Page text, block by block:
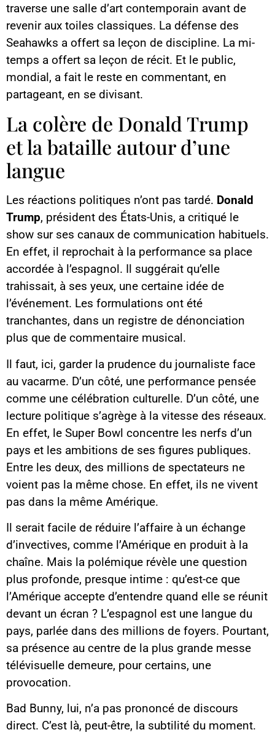
traverse une salle d’art contemporain avant de
revenir aux toiles classiques. La défense des
Seahawks a offert sa leçon de discipline. La mi-
temps a offert sa leçon de récit. Et le public,
mondial, a fait le reste en commentant, en
partageant, en se divisant.
La colère de Donald Trump
et la bataille autour d’une
langue
Les réactions politiques n’ont pas tardé. Donald
Trump, président des États-Unis, a critiqué le
show sur ses canaux de communication habituels.
En effet, il reprochait à la performance sa place
accordée à l’espagnol. Il suggérait qu’elle
trahissait, à ses yeux, une certaine idée de
l’événement. Les formulations ont été
tranchantes, dans un registre de dénonciation
plus que de commentaire musical.
Il faut, ici, garder la prudence du journaliste face
au vacarme. D’un côté, une performance pensée
comme une célébration culturelle. D’un côté, une
lecture politique s’agrège à la vitesse des réseaux.
En effet, le Super Bowl concentre les nerfs d’un
pays et les ambitions de ses figures publiques.
Entre les deux, des millions de spectateurs ne
voient pas la même chose. En effet, ils ne vivent
pas dans la même Amérique.
Il serait facile de réduire l’affaire à un échange
d’invectives, comme l’Amérique en produit à la
chaîne. Mais la polémique révèle une question
plus profonde, presque intime : qu’est-ce que
l’Amérique accepte d’entendre quand elle se réunit
devant un écran ? L’espagnol est une langue du
pays, parlée dans des millions de foyers. Pourtant,
sa présence au centre de la plus grande messe
télévisuelle demeure, pour certains, une
provocation.
Bad Bunny, lui, n’a pas prononcé de discours
direct. C’est là, peut-être, la subtilité du moment.